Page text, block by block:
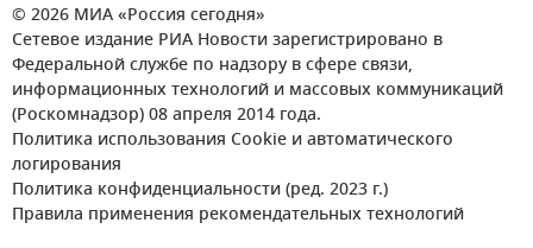
© 2026 МИА «Россия сегодня»
Сетевое издание РИА Новости зарегистрировано в
Федеральной службе по надзору в сфере связи,
информационных технологий и массовых коммуникаций
(Роскомнадзор) 08 апреля 2014 года.
Политика использования Cookie и автоматического
логирования
Политика конфиденциальности (ред. 2023 г.)
Правила применения рекомендательных технологий